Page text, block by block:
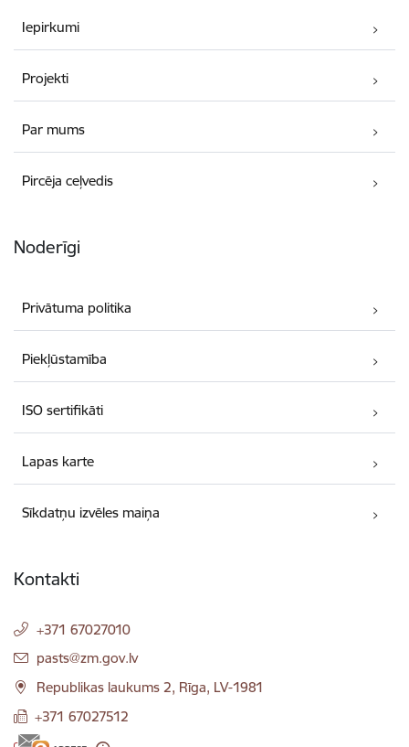
Iepirkumi
Projekti
Par mums
Pircēja ceļvedis
Noderīgi
Privātuma politika
Piekļūstamība
ISO sertifikāti
Lapas karte
Sīkdatņu izvēles maiņa
Kontakti
+371 67027010
E-pasts:
pasts@zm.gov.lv
Republikas laukums 2, Rīga, LV-1981
+371 67027512